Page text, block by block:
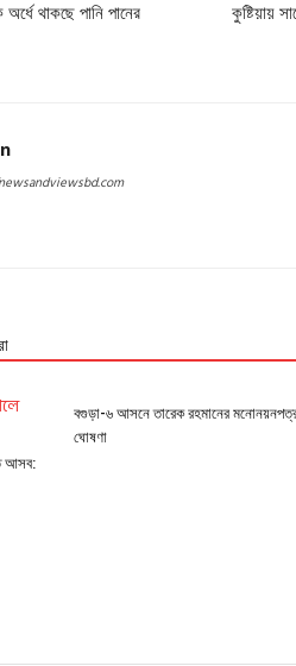
থাকছে পানি পানের
কুষ্টিয়ায়
আসব:
বগুড়া-৬ আসনে তারেক রহমানের
ঘোষণা